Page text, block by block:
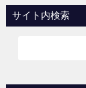
ビ
ゲ
ョ
サイト内検索